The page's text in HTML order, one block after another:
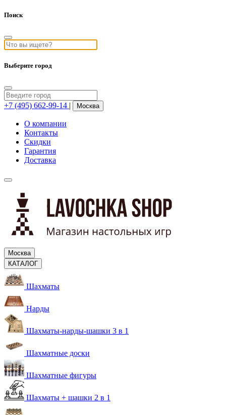
Поиск
Выберите город
+7 (495) 662-99-14 | Москва
О компании
Контакты
Скидки
Гарантия
Доставка
Москва
КАТАЛОГ
Шахматы
Нарды
Шахматы-нарды-шашки 3 в 1
Шахматные доски
Шахматные фигуры
Шахматы + шашки 2 в 1